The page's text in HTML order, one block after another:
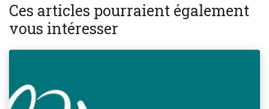
Ces articles pourraient également
vous intéresser